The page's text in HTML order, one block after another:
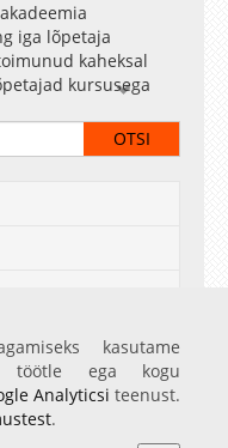
iga lõpetaja
kaheksal
kursusega
ennustada
tervitasid
tudengid.
eriala
kasutame
töötle ega kogu
Analyticsi teenust.
.